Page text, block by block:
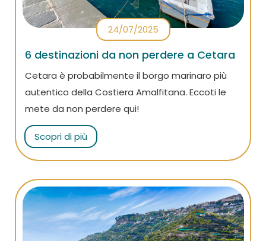
24/07/2025
6 destinazioni da non perdere a Cetara
Cetara è probabilmente il borgo marinaro più
autentico della Costiera Amalfitana. Eccoti le
mete da non perdere qui!
Scopri di più